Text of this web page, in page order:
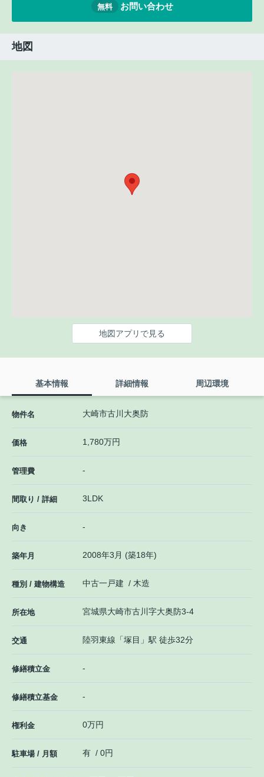
無料 お問い合わせ
地図
地図アプリで見る
基本情報 詳細情報 周辺環境
物件名 大崎市古川大奥防
価格 1,780万円
管理費 -
間取り / 詳細 3LDK
向き -
築年月 2008年3月 (築18年)
種別 / 建物構造 中古一戸建 / 木造
所在地 宮城県大崎市古川 字大奥防3-4
交通 陸羽東線 「塚目 」駅 徒歩32分
修繕積立金 -
修繕積立基金 -
権利金 0万円
駐車場 / 月額 有 / 0円